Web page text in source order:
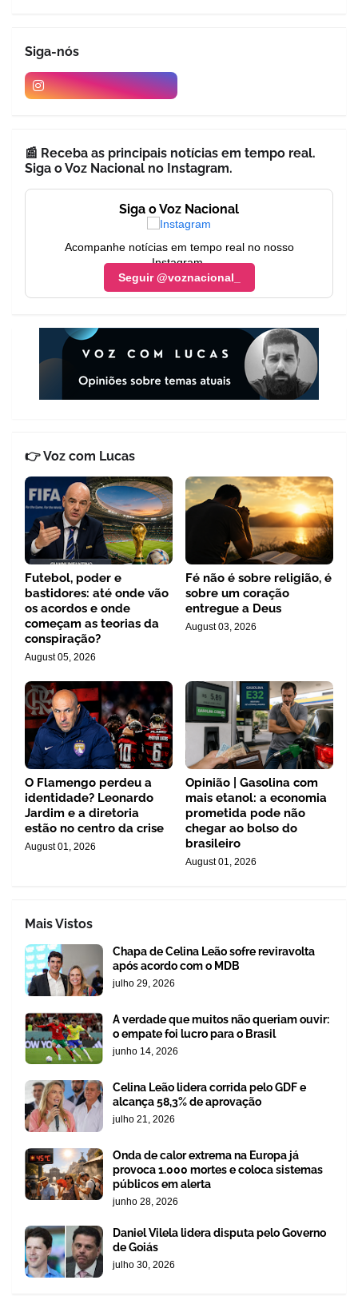
Siga-nós
📰 Receba as principais notícias em tempo real.
Siga o Voz Nacional no Instagram.
Siga o Voz Nacional
Acompanhe notícias em tempo real no nosso
Instagram.
Seguir @voznacional_
👉 Voz com Lucas
Futebol, poder e
bastidores: até onde vão
os acordos e onde
começam as teorias da
conspiração?
August 05, 2026
Fé não é sobre religião, é
sobre um coração
entregue a Deus
August 03, 2026
O Flamengo perdeu a
identidade? Leonardo
Jardim e a diretoria
estão no centro da crise
August 01, 2026
Opinião | Gasolina com
mais etanol: a economia
prometida pode não
chegar ao bolso do
brasileiro
August 01, 2026
Mais Vistos
Chapa de Celina Leão sofre reviravolta
após acordo com o MDB
julho 29, 2026
A verdade que muitos não queriam ouvir:
o empate foi lucro para o Brasil
junho 14, 2026
Celina Leão lidera corrida pelo GDF e
alcança 58,3% de aprovação
julho 21, 2026
Onda de calor extrema na Europa já
provoca 1.000 mortes e coloca sistemas
públicos em alerta
junho 28, 2026
Daniel Vilela lidera disputa pelo Governo
de Goiás
julho 30, 2026